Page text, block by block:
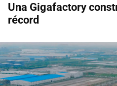
Una Gigafactory
récord